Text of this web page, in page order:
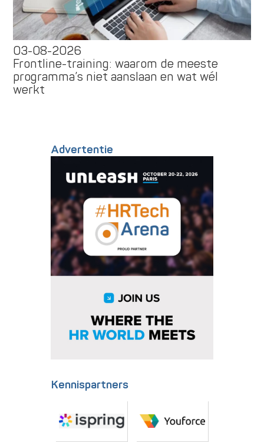
03-08-2026
Frontline-training: waarom de meeste
programma’s niet aanslaan en wat wél
werkt
Advertentie
Kennispartners